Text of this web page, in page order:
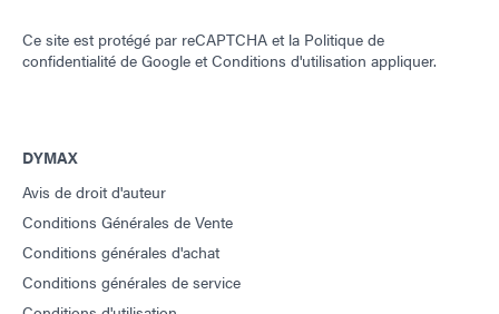
Ce site est protégé par reCAPTCHA et la Politique de
confidentialité de Google etConditions d'utilisation appliquer.
DYMAX
Avis de droit d'auteur
Conditions Générales de Vente
Conditions générales d'achat
Conditions générales de service